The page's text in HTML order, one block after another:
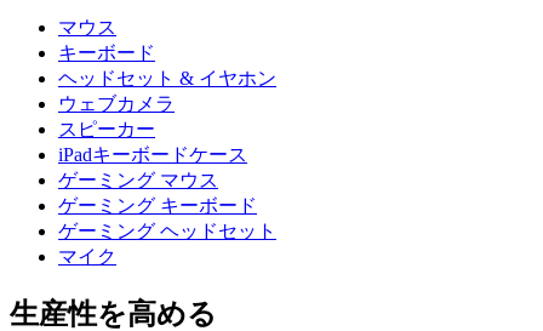
マウス
キーボード
ヘッドセット & イヤホン
ウェブカメラ
スピーカー
iPadキーボードケース
ゲーミング マウス
ゲーミング キーボード
ゲーミング ヘッドセット
マイク
生産性を高める